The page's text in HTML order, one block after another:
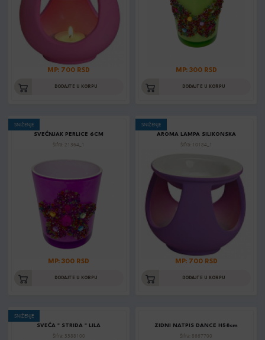
MP: 700 RSD
DODAJTE U KORPU
MP: 300 RSD
DODAJTE U KORPU
SNIŽENJE
SVEĆNJAK PERLICE 6CM
Šifra: 21364_1
MP: 300 RSD
DODAJTE U KORPU
SNIŽENJE
AROMA LAMPA SILIKONSKA
Šifra: 10184_1
MP: 700 RSD
DODAJTE U KORPU
SNIŽENJE
SVEĆA " STRIDA " LILA
Šifra: 3388100
ZIDNI NATPIS DANCE H58cm
Šifra: 8667700